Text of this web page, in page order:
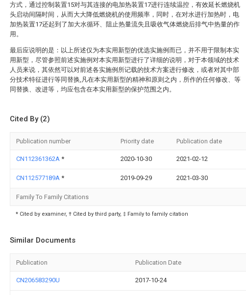
方式，通过控制装置15对与其连接的电加热装置17进行连续温控，有效延长燃烧机
头启动间隔时间，从而大大降低燃烧机的使用频率，同时，在对水进行加热时，电
加热装置17还起到了加大水循环、阻止热量流失且吸收气体燃烧后排气中热量的作
用。
最后应说明的是：以上所述仅为本实用新型的优选实施例而已，并不用于限制本实
用新型，尽管参照前述实施例对本实用新型进行了详细的说明，对于本领域的技术
人员来说，其依然可以对前述各实施例所记载的技术方案进行修改，或者对其中部
分技术特征进行等同替换,凡在本实用新型的精神和原则之内，所作的任何修改、等
同替换、改进等，均应包含在本实用新型的保护范围之内。
Cited By (2)
Publication number Priority date Publication date
CN112361362A * 2020-10-30 2021-02-12
CN112577189A * 2019-09-29 2021-03-30
Family To Family Citations
* Cited by examiner, † Cited by third party, ‡ Family to family citation
Similar Documents
Publication Publication Date
CN206583290U 2017-10-24